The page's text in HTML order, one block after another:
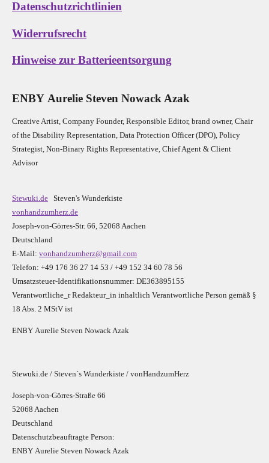
Datenschutzrichtlinien
Widerrufsrecht
Hinweise zur Batterieentsorgung
ENBY Aurelie Steven Nowack Azak
Creative Artist, Company Founder, Responsible Editor, brand owner, Chair
of the Disability Representation, Data Protection Officer (DPO), Policy
Strategist, Non-Binary Rights Representative, Chief Agent & Client
Advisor
Stewuki.de Steven's Wunderkiste
vonhandzumherz.de
Joseph-von-Görres-Str. 66, 52068 Aachen
Deutschland
E-Mail: vonhandzumherz@gmail.com
Telefon: +49 176 36 27 14 53 / +49 152 34 60 78 56
Umsatzsteuer-Identifikationsnummer: DE363895155
Verantwortliche_r Redakteur_in inhaltlich Verantwortliche Person gemäß §
18 Abs. 2 MStV ist
ENBY Aurelie Steven Nowack Azak
Stewuki.de / Steven`s Wunderkiste / vonHandzumHerz
Joseph-von-Görres-Straße 66
52068 Aachen
Deutschland
Datenschutzbeauftragte Person:
ENBY Aurelie Steven Nowack Azak